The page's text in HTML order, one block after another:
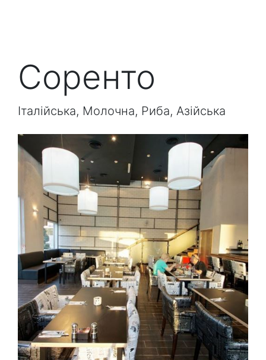
Соренто
Італійська, Молочна, Риба, Азійська